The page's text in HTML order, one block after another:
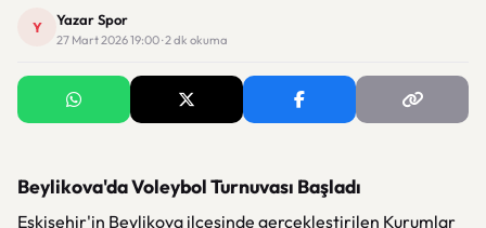
Y Yazar Spor
27 Mart 2026 19:00 · 2 dk okuma
Beylikova'da Voleybol Turnuvası Başladı
Eskişehir'in Beylikova ilçesinde gerçekleştirilen Kurumlar